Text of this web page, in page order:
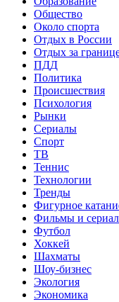
Общество
Около спорта
Отдых в России
Отдых за
ПДД
Политика
Происшествия
Психология
Рынки
Сериалы
Спорт
ТВ
Теннис
Технологии
Тренды
Фигурное
Фильмы и
Футбол
Хоккей
Шахматы
Шоу-бизнес
Экология
Экономика